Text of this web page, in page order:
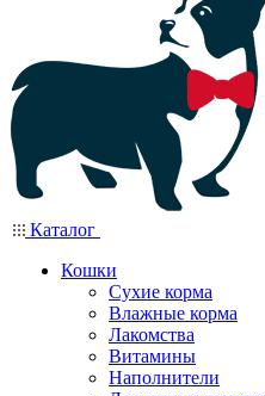
Каталог
Кошки
Сухие корма
Влажные корма
Лакомства
Витамины
Наполнители